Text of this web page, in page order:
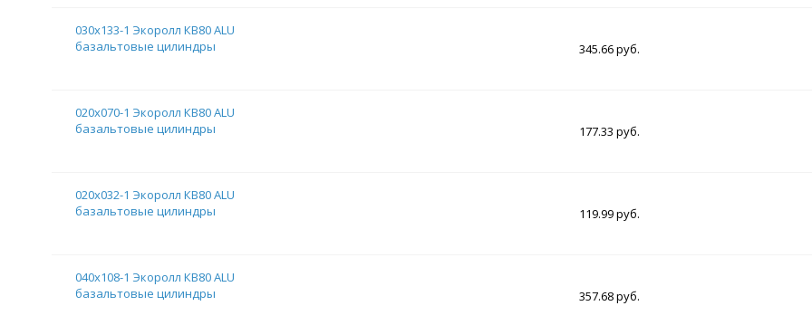
030х133-1 Экоролл КВ80 ALU
базальтовые цилиндры
345.66 руб.
020х070-1 Экоролл КВ80 ALU
базальтовые цилиндры
177.33 руб.
020х032-1 Экоролл КВ80 ALU
базальтовые цилиндры
119.99 руб.
040х108-1 Экоролл КВ80 ALU
базальтовые цилиндры
357.68 руб.